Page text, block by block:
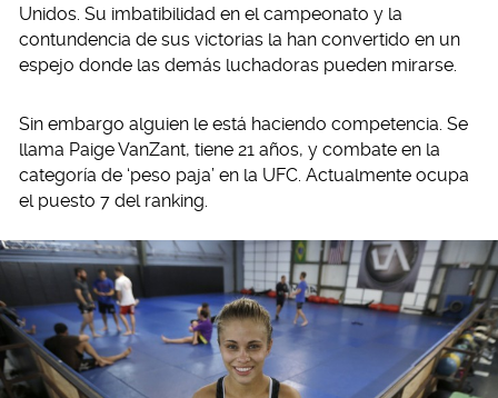
Unidos. Su imbatibilidad en el campeonato y la
contundencia de sus victorias la han convertido en un
espejo donde las demás luchadoras pueden mirarse.
Sin embargo alguien le está haciendo competencia. Se
llama Paige VanZant, tiene 21 años, y combate en la
categoría de ‘peso paja’ en la UFC. Actualmente ocupa
el puesto 7 del ranking.